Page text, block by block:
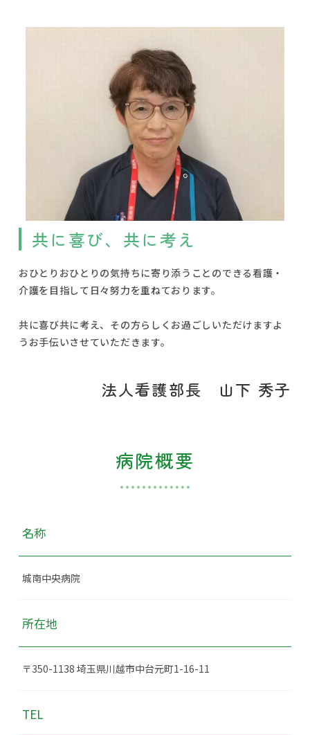
共に喜び、共に考え
おひとりおひとりの気持ちに寄り添うことのできる看護・
介護を目指して日々努力を重ねております。
共に喜び共に考え、その方らしくお過ごしいただけますよ
うお手伝いさせていただきます。
法人看護部長 山下 秀子
病院概要
名称
城南中央病院
所在地
〒350-1138 埼玉県川越市中台元町1-16-11
TEL